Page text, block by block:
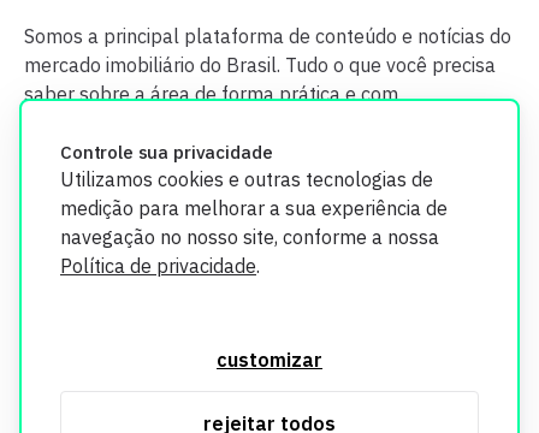
Controle sua privacidade
Utilizamos cookies e outras tecnologias de
medição para melhorar a sua experiência de
navegação no nosso site, conforme a nossa
Política de privacidade.
customizar
rejeitar todos
Somos a principal plataforma de conteúdo e notícias do
mercado imobiliário do Brasil. Tudo o que você precisa
saber sobre a área de forma prática e com
segurança. Todos os dados coletados em nosso site são
utilizados exclusivamente para fins de aprimoramento de
informações, consulte nossa Política de Privacidade.